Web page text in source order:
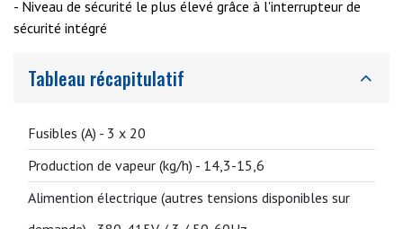
- Niveau de sécurité le plus élevé grâce à l'interrupteur de
sécurité intégré
Tableau récapitulatif
Fusibles (A) - 3 x 20
Production de vapeur (kg/h) - 14,3-15,6
Alimention électrique (autres tensions disponibles sur